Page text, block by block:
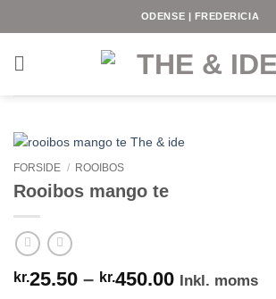
ODENSE | FREDERICIA
FORSIDE / ROOIBOS
Rooibos mango te
kr.25.50 – kr.450.00Prisinterval:
Inkl. moms